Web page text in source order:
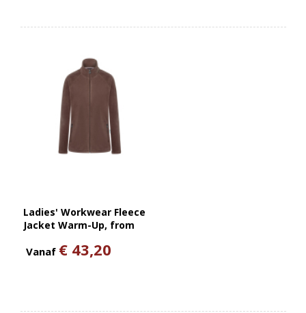
Ladies' Workwear Fleece
Jacket Warm-Up, from
GRS Certified Recycled
Vanaf € 43,20